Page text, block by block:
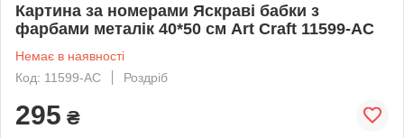
Картина за номерами Яскраві бабки з
фарбами металік 40*50 см Art Craft 11599-AC
Немає в наявності
Код: 11599-AC
Роздріб
295 ₴